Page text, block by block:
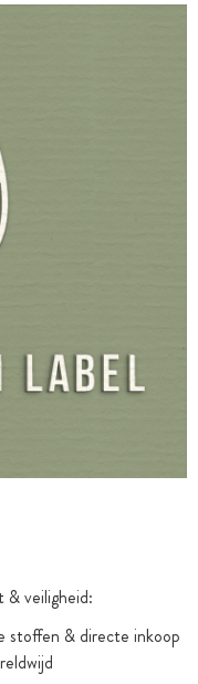
& veiligheid:
stoffen & directe inkoop